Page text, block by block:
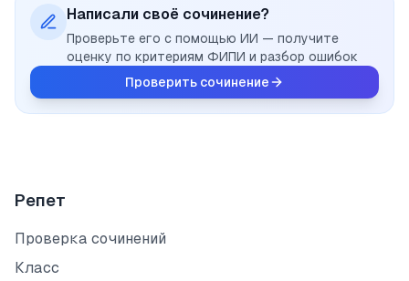
Написали своё сочинение?
Проверьте его с помощью ИИ — получите
оценку по критериям ФИПИ и разбор ошибок
Проверить сочинение
Репет
Проверка сочинений
Класс